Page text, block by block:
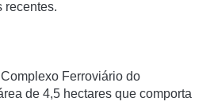
recentes.
Ferroviário do
de 4,5 hectares que comporta